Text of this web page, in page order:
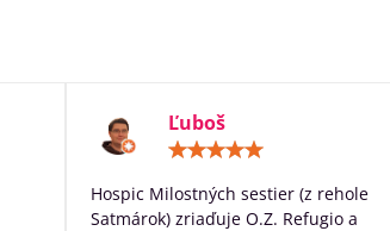
Ľuboš
/
5
Hospic Milostných sestier (z rehole
Satmárok) zriaďuje O.Z. Refugio a